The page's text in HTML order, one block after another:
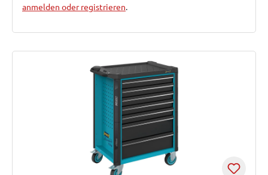
anmelden oder registrieren.